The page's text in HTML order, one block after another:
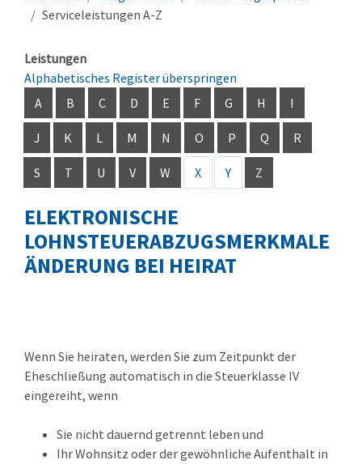
Serviceleistungen A-Z
Leistungen
Alphabetisches Register überspringen
A
B C D E F G H I
J K L M N O P Q R
S T U V W X Y Z
ELEKTRONISCHE
LOHNSTEUERABZUGSMERKMALE
ÄNDERUNG BEI HEIRAT
Wenn Sie heiraten, werden Sie zum Zeitpunkt der
Eheschließung automatisch in die Steuerklasse IV
eingereiht, wenn
Sie nicht dauernd getrennt leben und
Ihr Wohnsitz oder der gewöhnliche Aufenthalt in